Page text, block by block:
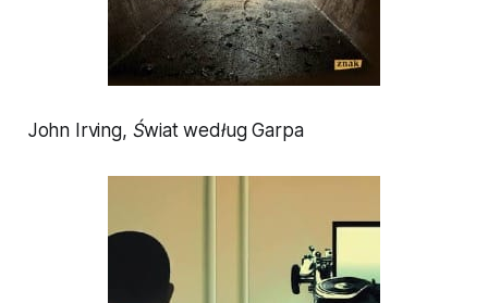
John Irving, Świat według Garpa